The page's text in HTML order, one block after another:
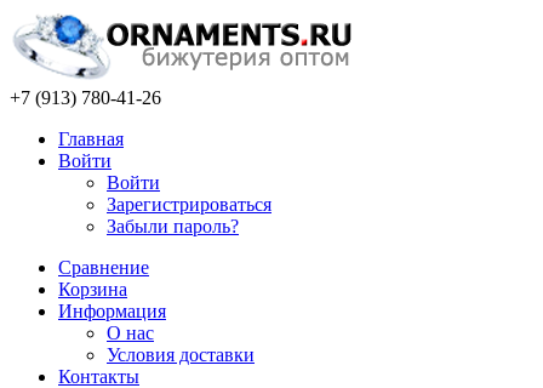
+7 (913) 780-41-26
Главная
Войти
Войти
Зарегистрироваться
Забыли пароль?
Сравнение
Корзина
Информация
О нас
Условия доставки
Контакты